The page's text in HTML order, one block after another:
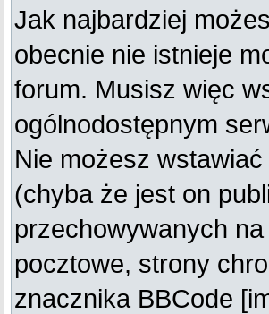
Jak najbardziej
obecnie nie istnieje
forum. Musisz więc
ogólnodostępnym
Nie możesz
(chyba że jest on
przechowywanych
pocztowe, strony
znacznika BBCode